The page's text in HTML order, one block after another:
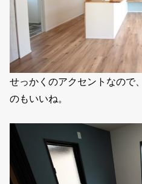
せっかくのアクセントなので
のもいいね。